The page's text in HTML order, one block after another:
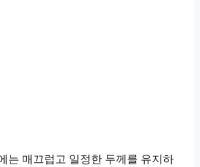
는 매끄럽고 일정한 두께를 유지하